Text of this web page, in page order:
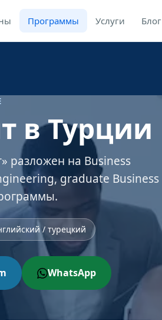
Программы Услуги Блог
в Турции
разложен на Business
graduate Business
/ турецкий
WhatsApp